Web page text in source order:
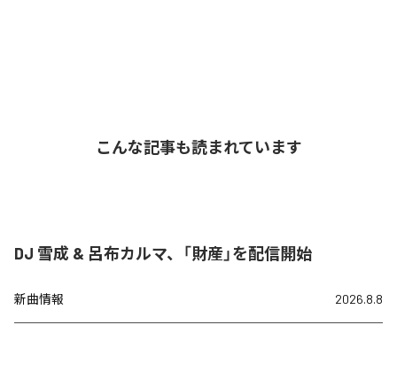
こんな記事も読まれています
DJ 雪成 & 呂布カルマ、「財産」を配信開始
新曲情報 2026.8.8